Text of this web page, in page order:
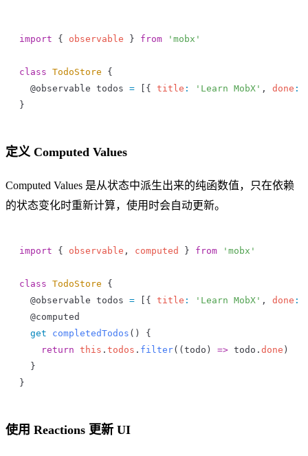
import { observable } from 'mobx'
class TodoStore {
  @
observable todos = [{ title : 'Learn MobX' , done :
}
定义 Computed Values
Computed Values 是从状态中派生出来的纯函数值，只在依赖
的状态变化时重新计算，使用时会自动更新。
import { observable , computed } from 'mobx'
class TodoStore {
  @
observable todos = [{ title : 'Learn MobX' , done :
  @
computed
  get
completedTodos () {
    return
this . todos . filter(( todo ) => todo . done )
  }
}
使用 Reactions 更新 UI